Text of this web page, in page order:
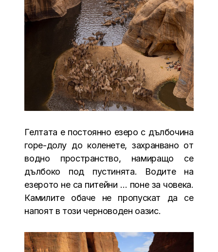
Гелтата е постоянно езеро с дълбочина
горе-долу до коленете, захранвано от
водно пространство, намиращо се
дълбоко под пустинята. Водите на
езерото не са питейни … поне за човека.
Камилите обаче не пропускат да се
напоят в този черноводен оазис.